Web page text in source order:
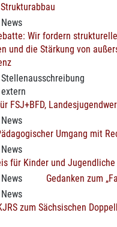
News
Wir fordern
und die Stärkung von
Stellenausschreibung
extern
FSJ+BFD,
News
Umgang mit
News
für Kinder und Jugendliche
News
Gedanken zum
News
zum Sächsischen